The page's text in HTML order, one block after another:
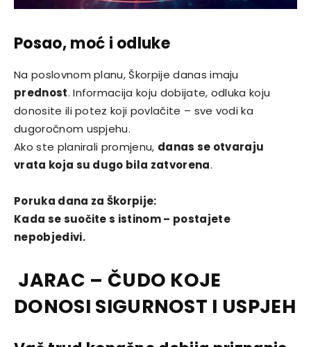
Posao, moć i odluke
Na poslovnom planu, Škorpije danas imaju
prednost. Informacija koju dobijate, odluka koju
donosite ili potez koji povlačite – sve vodi ka
dugoročnom uspjehu.
Ako ste planirali promjenu, danas se otvaraju
vrata koja su dugo bila zatvorena.
Poruka dana za Škorpije:
Kada se suočite s istinom – postajete
nepobjedivi.
JARAC – ČUDO KOJE
DONOSI SIGURNOST I USPJEH